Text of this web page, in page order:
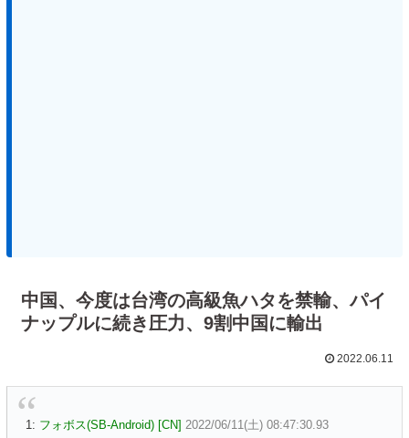
中国、今度は台湾の高級魚ハタを禁輸、パイ
ナップルに続き圧力、9割中国に輸出
2022.06.11
1: フォボス(SB-Android) [CN] 2022/06/11(土) 08:47:30.93